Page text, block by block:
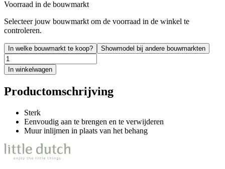
Voorraad in de bouwmarkt
Selecteer jouw bouwmarkt om de voorraad in de winkel te
controleren.
In welke bouwmarkt te koop? Showmodel bij andere bouwmarkten
In winkelwagen
Productomschrijving
Sterk
Eenvoudig aan te brengen en te verwijderen
Muur inlijmen in plaats van het behang